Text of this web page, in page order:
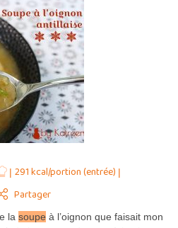
291 kcal/portion (entrée)
Partager
la soupe à l’oignon que faisait mon